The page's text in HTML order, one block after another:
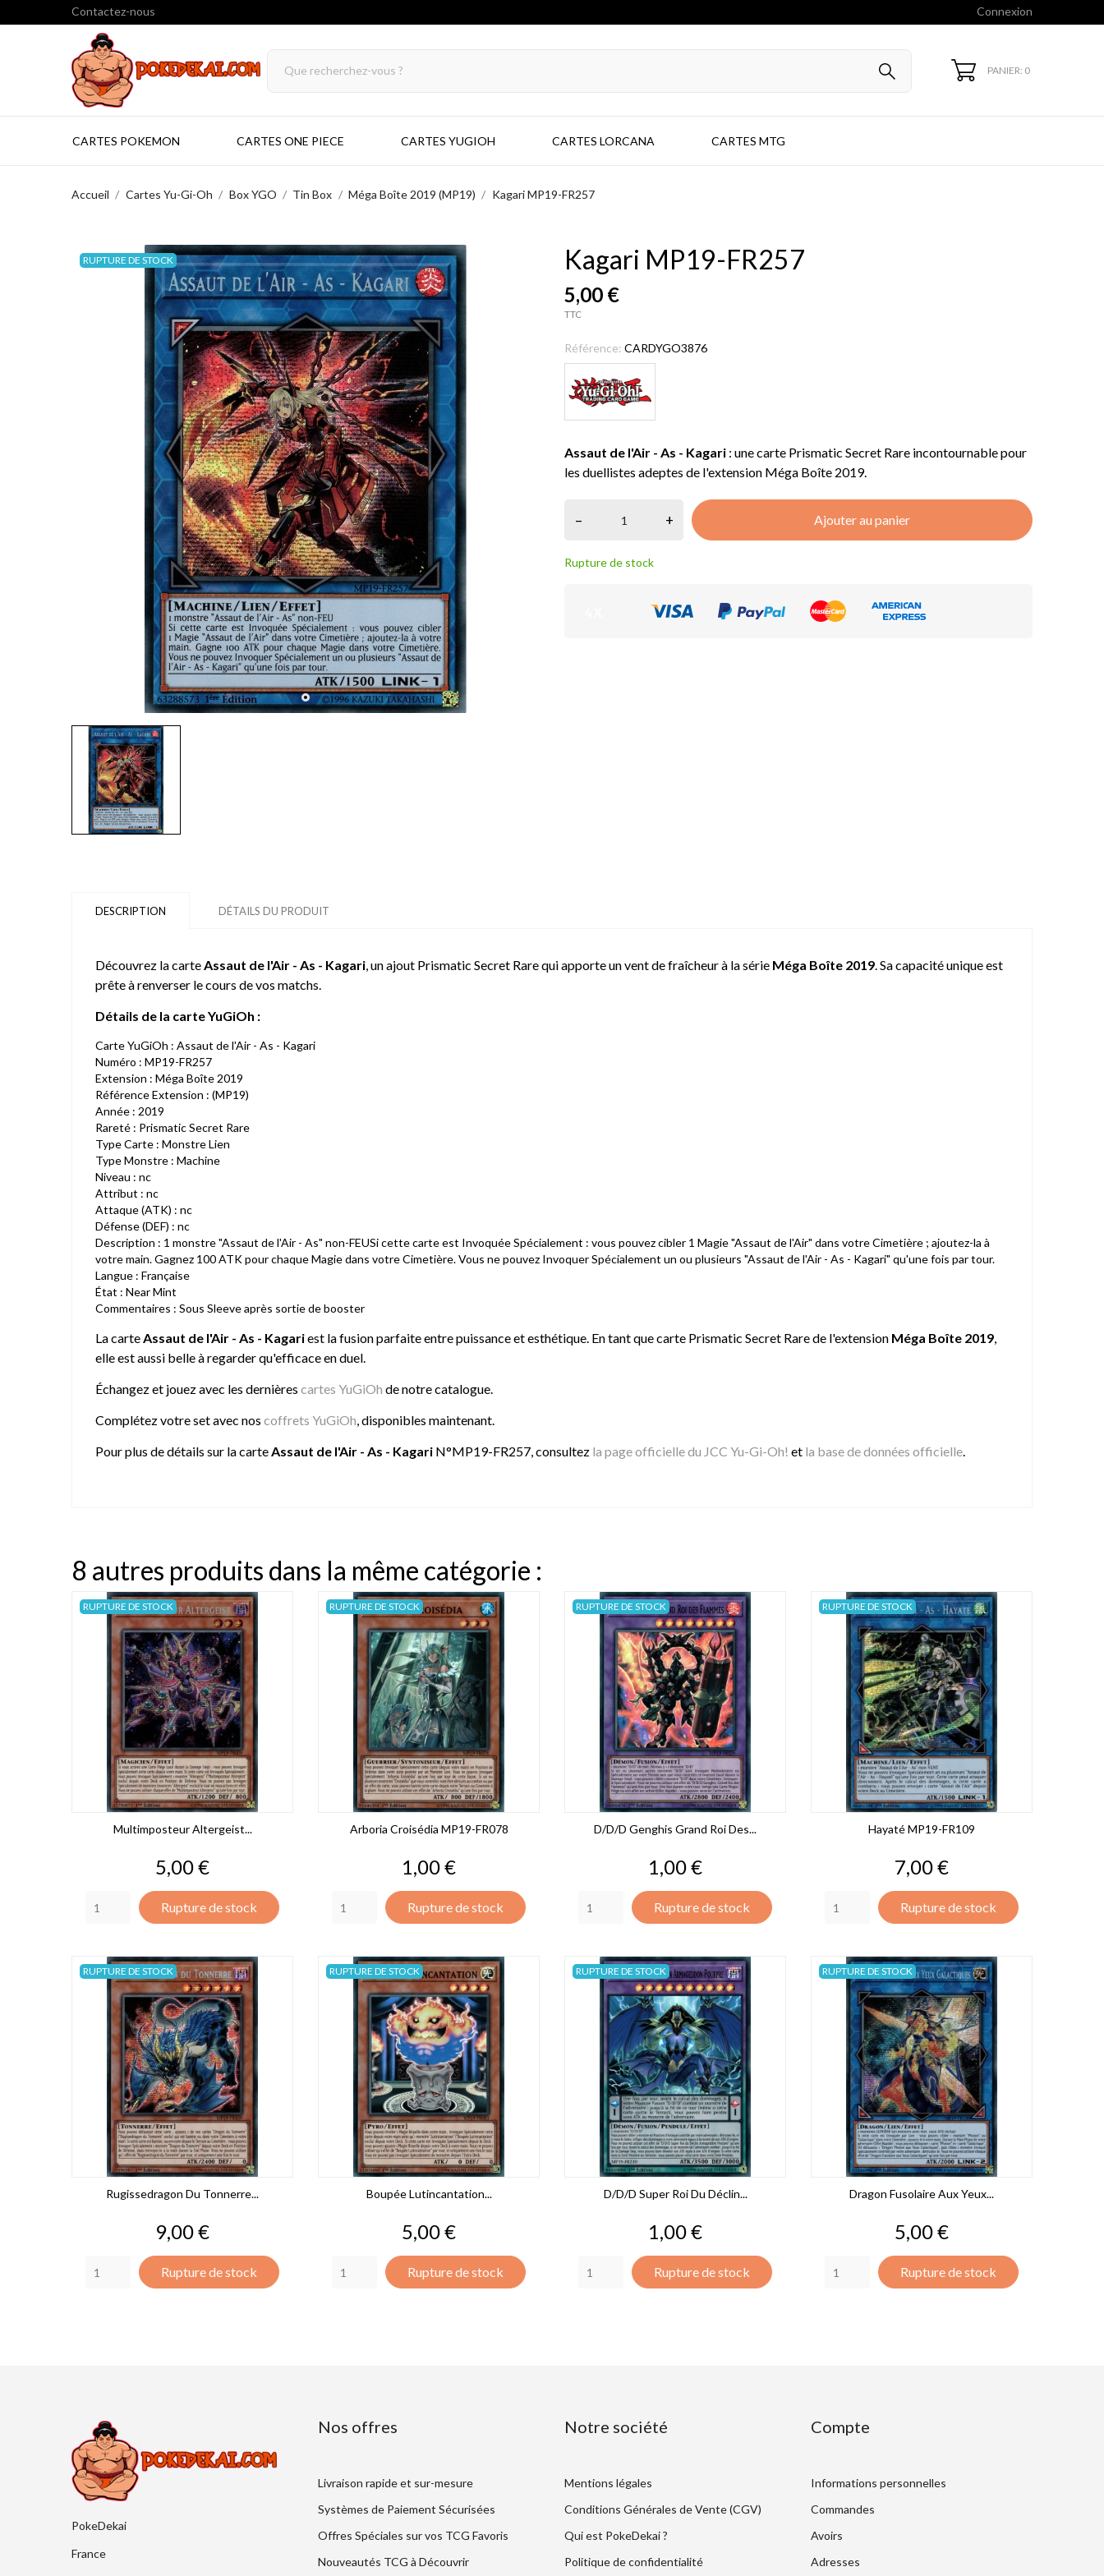
Contactez-nous Connexion
PANIER: 0
CARTES POKEMON CARTES ONE PIECE CARTES YUGIOH CARTES LORCANA CARTES MTG
Accueil Cartes Yu-Gi-Oh Box YGO Tin Box Méga Boîte 2019 (MP19) Kagari MP19-FR257
RUPTURE DE STOCK Kagari MP19-FR257
5,00 €
TTC
Référence: CARDYGO3876
Assaut de l'Air - As - Kagari : une carte Prismatic Secret Rare incontournable pour
les duellistes adeptes de l'extension Méga Boîte 2019.
– + Ajouter au panier
Rupture de stock
DESCRIPTION DÉTAILS DU PRODUIT
Découvrez la carteAssaut de l'Air - As - Kagari, un ajout Prismatic Secret Rare qui apporte un vent de fraîcheur à la série Méga Boîte 2019. Sa capacité unique est
prête à renverser le cours de vos matchs.
Détails de la carte YuGiOh :
Carte YuGiOh : Assaut de l'Air - As - Kagari
Numéro : MP19-FR257
Extension : Méga Boîte 2019
Référence Extension : (MP19)
Année : 2019
Rareté : Prismatic Secret Rare
Type Carte : Monstre Lien
Type Monstre : Machine
Niveau : nc
Attribut : nc
Attaque (ATK) : nc
Défense (DEF) : nc
Description : 1 monstre "Assaut de l'Air - As" non-FEUSi cette carte est Invoquée Spécialement : vous pouvez cibler 1 Magie "Assaut de l'Air" dans votre Cimetière ; ajoutez-la à
votre main. Gagnez 100 ATK pour chaque Magie dans votre Cimetière. Vous ne pouvez Invoquer Spécialement un ou plusieurs "Assaut de l'Air - As - Kagari" qu'une fois par tour.
Langue : Française
État : Near Mint
Commentaires : Sous Sleeve après sortie de booster
La carteAssaut de l'Air - As - Kagariest la fusion parfaite entre puissance et esthétique. En tant que carte Prismatic Secret Rare de l'extension Méga Boîte 2019,
elle est aussi belle à regarder qu'efficace en duel.
Échangez et jouez avec les dernières cartes YuGiOh de notre catalogue.
Complétez votre set avec nos coffrets YuGiOh, disponibles maintenant.
Pour plus de détails sur la carteAssaut de l'Air - As - Kagari N°MP19-FR257, consultez la page officielle du JCC Yu-Gi-Oh! et la base de données officielle.
8 autres produits dans la même catégorie :
Multimposteur Altergeist...
Prix
5,00 €
Rupture de stock
RUPTURE DE STOCK
Arboria Croisédia MP19-FR078
Prix
1,00 €
Rupture de stock
RUPTURE DE STOCK
D/D/D Genghis Grand Roi Des...
Prix
1,00 €
Rupture de stock
RUPTURE DE STOCK
Hayaté MP19-FR109
Prix
7,00 €
Rupture de stock
RUPTURE DE STOCK
Rugissedragon Du Tonnerre...
Prix
9,00 €
Rupture de stock
RUPTURE DE STOCK
Boupée Lutincantation...
Prix
5,00 €
Rupture de stock
RUPTURE DE STOCK
D/D/D Super Roi Du Déclin...
Prix
1,00 €
Rupture de stock
RUPTURE DE STOCK
Dragon Fusolaire Aux Yeux...
Prix
5,00 €
Rupture de stock
RUPTURE DE STOCK
PokeDekai
France
Nos offres
Livraison rapide et sur-mesure
Systèmes de Paiement Sécurisées
Offres Spéciales sur vos TCG Favoris
Nouveautés TCG à Découvrir
Notre société
Mentions légales
Conditions Générales de Vente (CGV)
Qui est PokeDekai ?
Politique de confidentialité
Compte
Informations personnelles
Commandes
Avoirs
Adresses